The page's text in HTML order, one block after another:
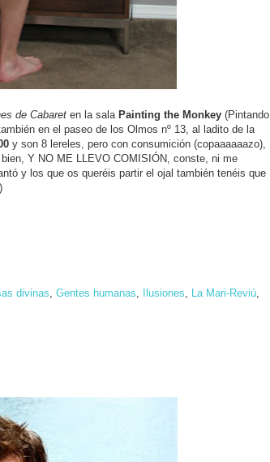
de Cabaret en la sala Painting the Monkey (Pintando
en el paseo de los Olmos nº 13, al ladito de la
y son 8 lereles, pero con consumición (copaaaaaazo),
Y NO ME LLEVO COMISIÓN, conste, ni me
y los que os queréis partir el ojal también tenéis que
divinas, Gentes humanas, Ilusiones, La Mari-Reviú,